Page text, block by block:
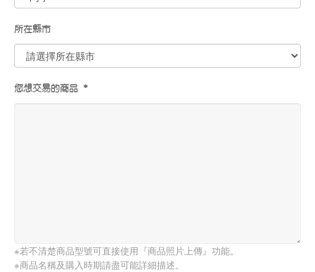
所在縣市
您想交易的商品 *
※若不清楚商品型號可直接使用『商品照片上傳』功能。
※商品名稱及購入時期請盡可能詳細描述。